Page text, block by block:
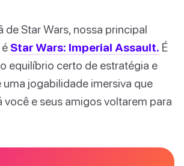
de Star Wars, nossa principal
Star Wars: Imperial Assault. É
equilíbrio certo de estratégia e
uma jogabilidade imersiva que
você e seus amigos voltarem para